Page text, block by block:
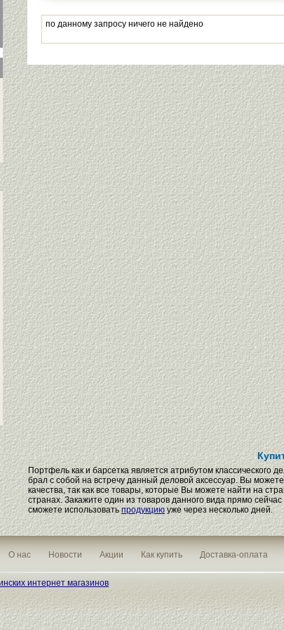
по данному запросу ничего не найдено
Портфель как и барсетка является атрибутом классического
брал с собой на встречу данный деловой аксессуар. Вы
качества, так как все товары, которые Вы можете найти на
странах. Закажите один из товаров данного вида прямо
сможете использоватьпродукциюуже через несколько дней.
О нас Новости Акции Как купить Доставка-оплата